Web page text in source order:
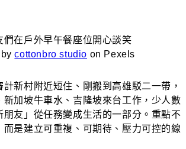
bycottonbro studio on Pexels
新村附近短住、剛搬到高雄駁二一帶，
新加坡牛車水、吉隆坡來台工作，少人數
朋友」從任務變成生活的一部分。重點不
而是建立可重複、可期待、壓力可控的線